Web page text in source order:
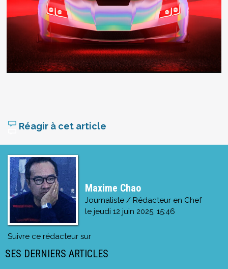
Réagir à cet article
Maxime Chao
Journaliste / Rédacteur en Chef
le jeudi 12 juin 2025, 15:46
Suivre ce rédacteur sur
SES DERNIERS ARTICLES